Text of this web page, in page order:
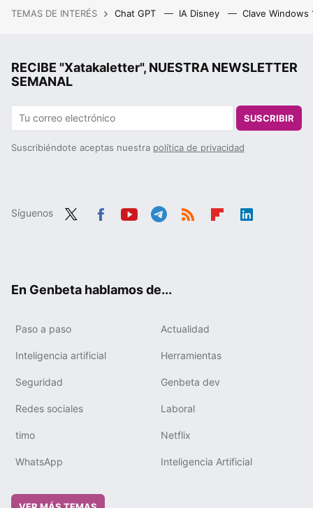
TEMAS DE INTERÉS Chat GPT IA Disney Clave Windows
RECIBE "Xatakaletter", NUESTRA NEWSLETTER
SEMANAL
SUSCRIBIR
Suscribiéndote aceptas nuestra política de privacidad
Síguenos
En Genbeta hablamos de...
Paso a paso Actualidad
Inteligencia artificial Herramientas
Seguridad Genbeta dev
Redes sociales Laboral
timo Netflix
WhatsApp Inteligencia Artificial